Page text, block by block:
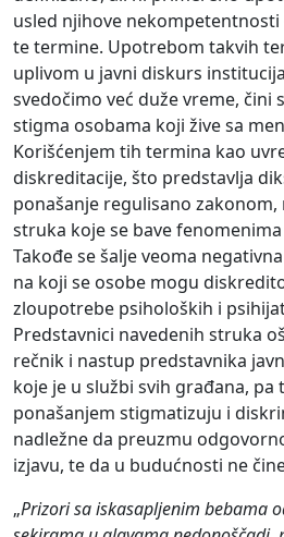
usled njihove
te termine. Upotrebom takvih
uplivom u javni diskurs
svedočimo već duže vreme, čini
stigma osobama koji žive sa
Korišćenjem tih termina kao
diskreditacije, što predstavlja
ponašanje regulisano zakonom,
struka koje se bave
Takođe se šalje veoma
na koji se osobe mogu
zloupotrebe psiholoških i
Predstavnici navedenih struka
rečnik i nastup predstavnika
koje je u službi svih građana,
ponašanjem stigmatizuju i
nadležne da preuzmu
izjavu, te da u budućnosti ne
„Prizori sa iskasapljenim bebama